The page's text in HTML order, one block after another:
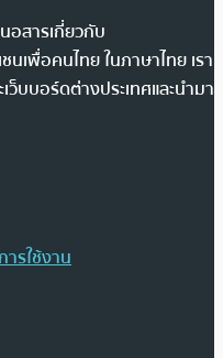
อสารเกี่ยวกับ
นเพื่อคนไทย ในภาษาไทย เรา
บบอร์ดต่างประเทศและนำมา
รใช้งาน